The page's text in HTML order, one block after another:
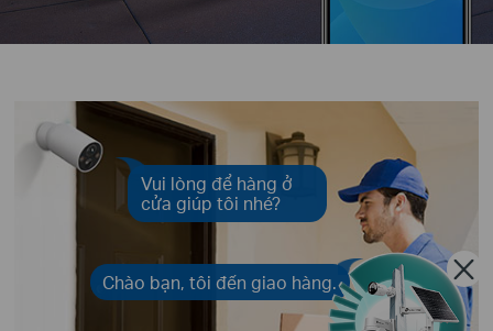
Vui lòng để hàng ở
cửa giúp tôi nhé?
Chào bạn, tôi đến giao hàng.